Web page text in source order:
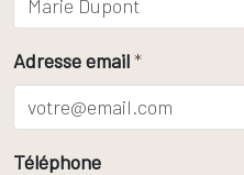
Adresse email*
Téléphone